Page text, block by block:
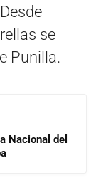
se
Punilla.
Nacional del